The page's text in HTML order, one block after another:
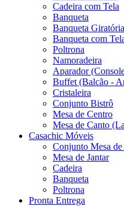
Cadeira com Tela
Banqueta
Banqueta Giratória
Banqueta com
Poltrona
Namoradeira
Aparador
Buffet (Balcão -
Cristaleira
Conjunto Bistrô
Mesa de Centro
Mesa de Canto
Casachic Móveis
Conjunto Mesa de
Mesa de Jantar
Cadeira
Banqueta
Poltrona
Pronta Entrega